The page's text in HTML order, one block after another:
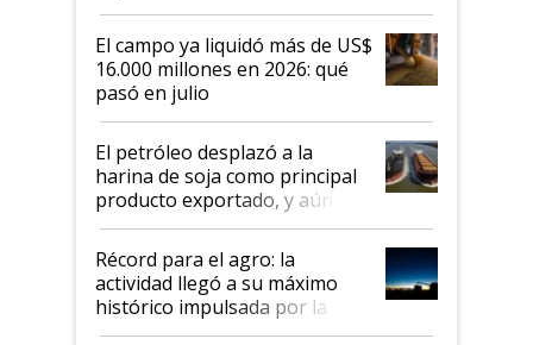
El campo ya liquidó más de US$
16.000 millones en 2026: qué
pasó en julio
El petróleo desplazó a la
harina de soja como principal
producto exportado, y aún así
el agro aportó casi seis de cada
diez dólares y sostuvo el
liderazgo en un semestre
récord
Récord para el agro: la
actividad llegó a su máximo
histórico impulsada por la
cosecha y las exportaciones